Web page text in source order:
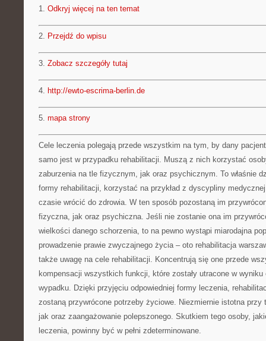
1. Odkryj więcej na ten temat
2. Przejdź do wpisu
3. Zobacz szczegóły tutaj
4. http://ewto-escrima-berlin.de
5. mapa strony
Cele leczenia polegają przede wszystkim na tym, by dany
samo jest w przypadku rehabilitacji. Muszą z nich korzystać
zaburzenia na tle fizycznym, jak oraz psychicznym. To właśnie
formy rehabilitacji, korzystać na przykład z dyscypliny
czasie wrócić do zdrowia. W ten sposób pozostaną im
fizyczna, jak oraz psychiczna. Jeśli nie zostanie ona im
wielkości danego schorzenia, to na pewno wystąpi miarodajna
prowadzenie prawie zwyczajnego życia – oto rehabilitacja
także uwagę na cele rehabilitacji. Koncentrują się one przede
kompensacji wszystkich funkcji, które zostały utracone w wyniku
wypadku. Dzięki przyjęciu odpowiedniej formy leczenia,
zostaną przywrócone potrzeby życiowe. Niezmiernie istotna
jak oraz zaangażowanie polepszonego. Skutkiem tego osoby,
leczenia, powinny być w pełni zdeterminowane.